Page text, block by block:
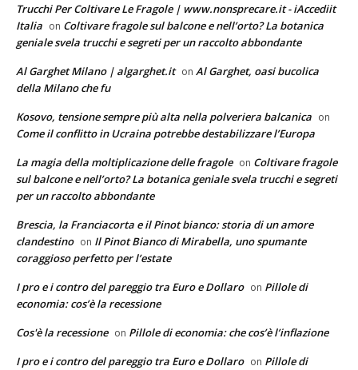
Trucchi Per Coltivare Le Fragole | www.nonsprecare.it - iAccediit
Italia on Coltivare fragole sul balcone e nell’orto? La botanica
geniale svela trucchi e segreti per un raccolto abbondante
Al Garghet Milano | algarghet.it on Al Garghet, oasi bucolica
della Milano che fu
Kosovo, tensione sempre più alta nella polveriera balcanica on
Come il conflitto in Ucraina potrebbe destabilizzare l’Europa
La magia della moltiplicazione delle fragole on Coltivare fragole
sul balcone e nell’orto? La botanica geniale svela trucchi e segreti
per un raccolto abbondante
Brescia, la Franciacorta e il Pinot bianco: storia di un amore
clandestino on Il Pinot Bianco di Mirabella, uno spumante
coraggioso perfetto per l’estate
I pro e i contro del pareggio tra Euro e Dollaro on Pillole di
economia: cos’è la recessione
Cos'è la recessione on Pillole di economia: che cos’è l’inflazione
I pro e i contro del pareggio tra Euro e Dollaro on Pillole di